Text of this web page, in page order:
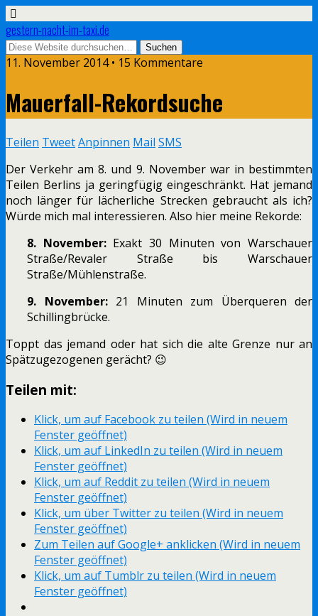
gestern-nacht-im-taxi.de
11. November 2014 • 15 Kommentare
Mauerfall-Rekordsuche
Teilen TweetAnpinnen Mail SMS
Der Verkehr am 8. und 9. November war in bestimmten
Teilen Berlins ja geringfügig eingeschränkt. Hat jemand
noch länger für lächerliche Strecken gebraucht als ich?
Würde mich mal interessieren. Also hier meine Rekorde:
8. November:Exakt 30 Minuten von Warschauer
Straße/Revaler Straße bis Warschauer
Straße/Mühlenstraße.
9. November:21 Minuten zum Überqueren der
Schillingbrücke.
Toppt das jemand oder hat sich die alte Grenze nur an
Spätzugezogenen gerächt? 😉
Teilen mit:
Klick, um auf Facebook zu teilen (Wird in neuem
Fenster geöffnet)
Klick, um auf LinkedIn zu teilen (Wird in neuem
Fenster geöffnet)
Klick, um auf Reddit zu teilen (Wird in neuem
Fenster geöffnet)
Klick, um über Twitter zu teilen (Wird in neuem
Fenster geöffnet)
Zum Teilen auf Google+ anklicken (Wird in neuem
Fenster geöffnet)
Klick, um auf Tumblr zu teilen (Wird in neuem
Fenster geöffnet)